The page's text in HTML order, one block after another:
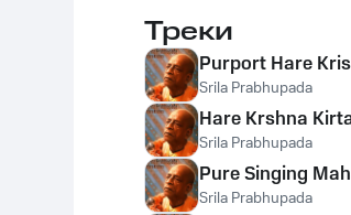
Треки
Purport Hare
Srila Prabhupada
Hare Krshna
Srila Prabhupada
Pure Singing
Srila Prabhupada